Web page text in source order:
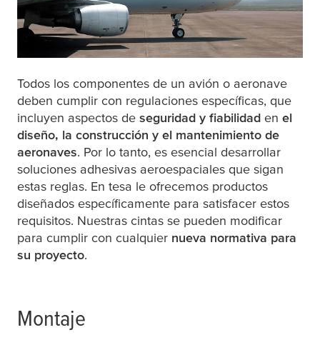
Todos los componentes de un avión o aeronave
deben cumplir con regulaciones específicas, que
incluyen aspectos de seguridad y fiabilidad en el
diseño, la construcción y el mantenimiento de
aeronaves. Por lo tanto, es esencial desarrollar
soluciones adhesivas aeroespaciales que sigan
estas reglas. En tesa le ofrecemos productos
diseñados específicamente para satisfacer estos
requisitos. Nuestras cintas se pueden modificar
para cumplir con cualquier nueva normativa para
su proyecto.
Montaje